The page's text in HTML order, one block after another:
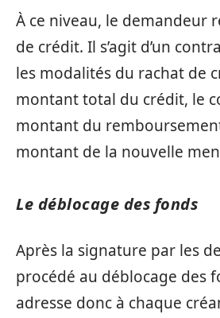
À ce niveau, le demandeur
de crédit. Il s’agit d’un
les modalités du rachat de
montant total du crédit, le
montant du
montant de la nouvelle
Le déblocage des fonds
Après la signature par les
procédé au déblocage des
adresse donc à chaque